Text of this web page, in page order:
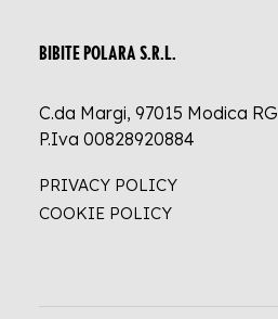
BIBITE POLARA S.R.L.
C.da Margi, 97015 Modica RG
P.Iva 00828920884
PRIVACY POLICY
COOKIE POLICY